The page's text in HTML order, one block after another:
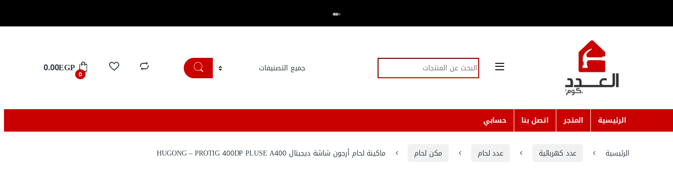
Search for:
0
0.00EGP
الرئيسية المتجر اتصل بنا حسابي
الرئيسية عدد كهربائية عدد لحام مكن لحام ماكينة لحام أرجون شاشة ديجيتال HUGONG – PROTIG 400DP PLUSE A400